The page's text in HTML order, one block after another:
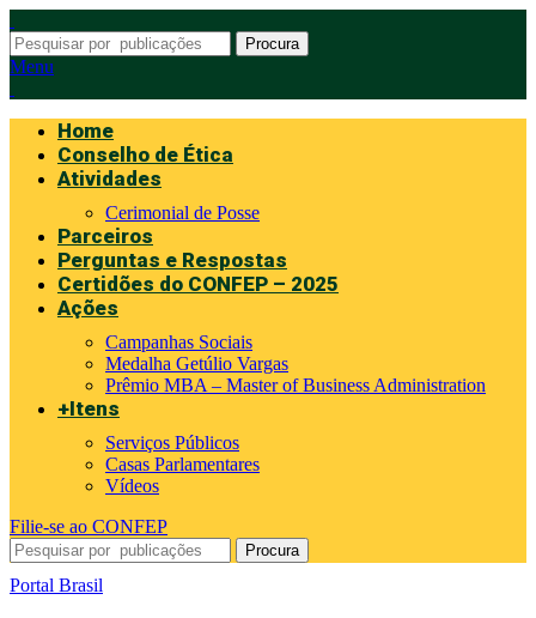
Procura
Menu
Home
Conselho de Ética
Atividades
Cerimonial de Posse
Parceiros
Perguntas e Respostas
Certidões do CONFEP – 2025
Ações
Campanhas Sociais
Medalha Getúlio Vargas
Prêmio MBA – Master of Business Administration
+Itens
Serviços Públicos
Casas Parlamentares
Vídeos
Filie-se ao CONFEP
Procura
Portal Brasil